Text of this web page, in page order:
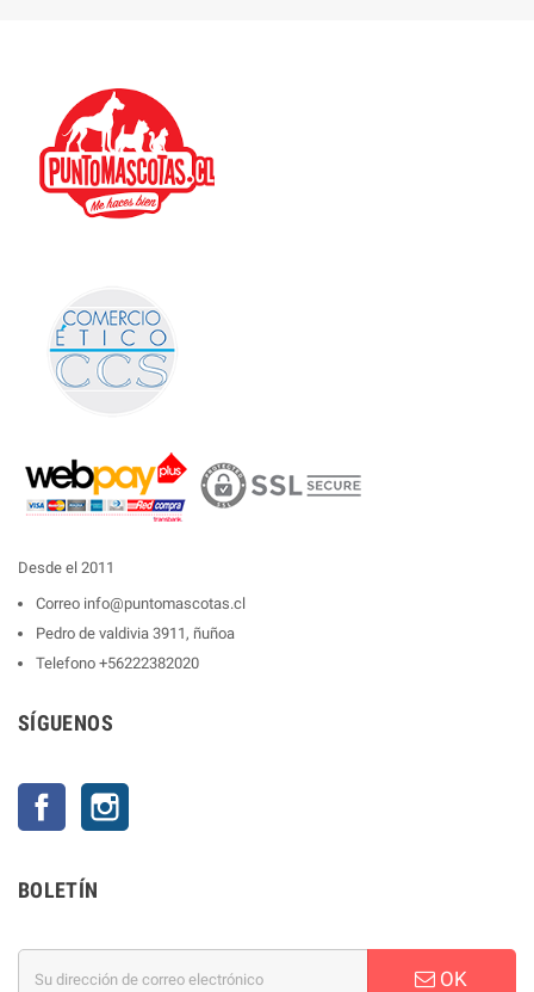
Desde el 2011
Correo info@puntomascotas.cl
Pedro de valdivia 3911, ñuñoa
Telefono +56222382020
SÍGUENOS
Facebook
BOLETÍN
OK